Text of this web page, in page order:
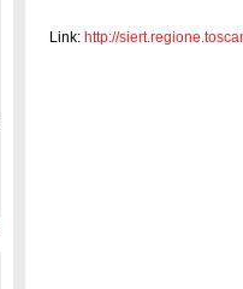
Link: http://